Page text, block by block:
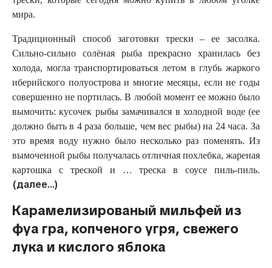
мира.
Традиционный способ заготовки трески – ее засолка.
Сильно-сильно солёная рыба прекрасно хранилась без
холода, могла транспортироваться летом в глубь жаркого
иберийского полуострова и многие месяцы, если не годы
совершенно не портилась. В любой момент ее можно было
вымочить: кусочек рыбы замачивался в холодной воде (ее
должно быть в 4 раза больше, чем вес рыбы) на 24 часа. За
это время воду нужно было несколько раз поменять. Из
вымоченной рыбы получалась отличная похлебка, жареная
картошка с треской и … треска в соусе пиль-пиль.
(далее…)
Карамелизированый мильфей из
фуа гра, копченого угря, свежего
лука и кислого яблока